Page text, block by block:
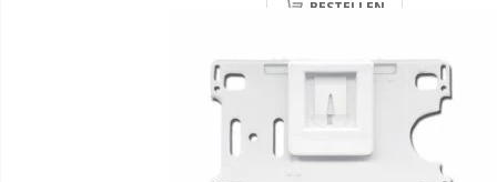
BESTELLEN